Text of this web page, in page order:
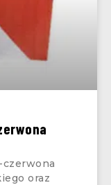
czerwona
oraz